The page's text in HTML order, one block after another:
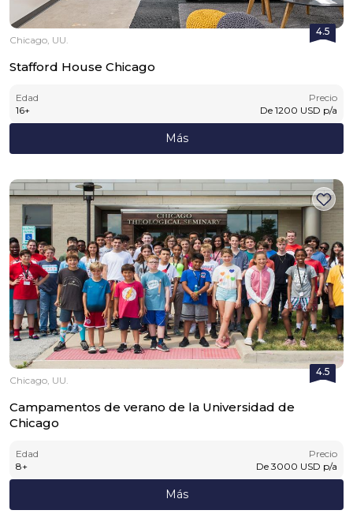
4.5
Chicago, UU.
Stafford House Chicago
Edad
16+
Precio
De 1200 USD p/a
Más
4.5
Chicago, UU.
Campamentos de verano de la Universidad de
Chicago
Edad
8+
Precio
De 3000 USD p/a
Más